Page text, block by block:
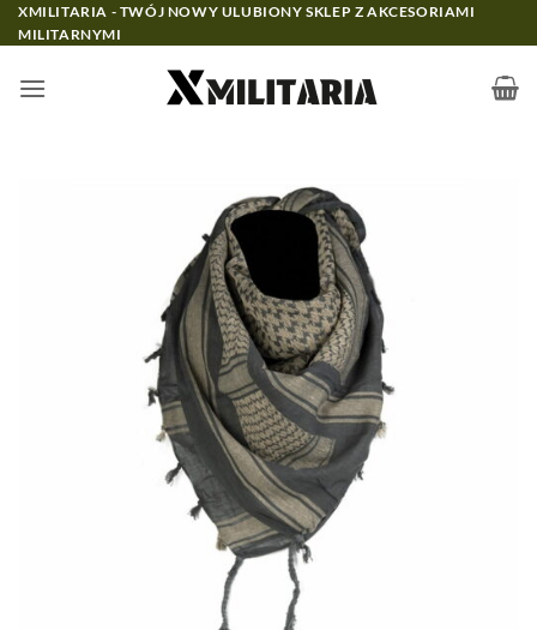
Przewiń
do
XMILITARIA - TWÓJ NOWY ULUBIONY SKLEP Z AKCESORIAMI
MILITARNYMI